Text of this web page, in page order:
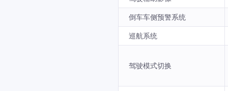
倒车车侧预警系统
巡航系统
驾驶模式切换